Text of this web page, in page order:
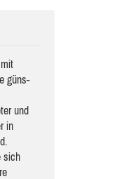
güns­
und
in
sich